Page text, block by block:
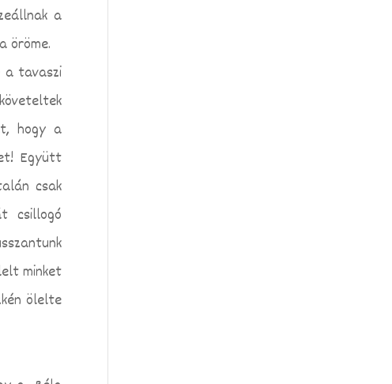
a
öröme.
a tavaszi
hogy a
Együtt
csak
csillogó
minket
ölelte